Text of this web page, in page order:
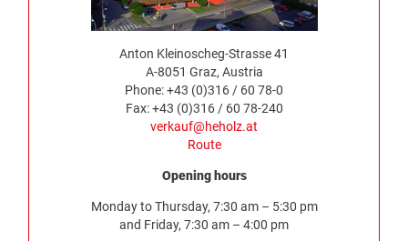
Anton Kleinoscheg-Strasse 41
A-8051 Graz, Austria
Phone: +43 (0)316 / 60 78-0
Fax: +43 (0)316 / 60 78-240
verkauf@heholz.at
Route
Opening hours
Monday to Thursday, 7:30 am – 5:30 pm
and Friday, 7:30 am – 4:00 pm